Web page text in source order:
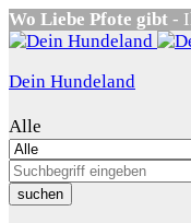
Wo Liebe Pfote gibt -
Dein Hundeland
Alle
suchen